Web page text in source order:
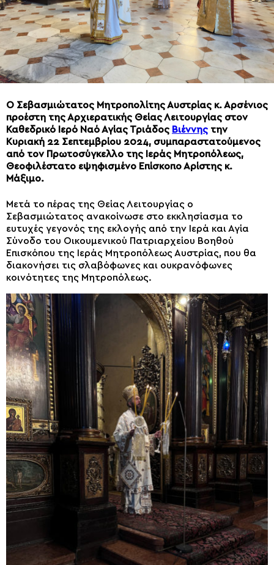
Ο Σεβασμιώτατος Μητροπολίτης Αυστρίας κ. Αρσένιος
προέστη της Αρχιερατικής Θείας Λειτουργίας στον
Καθεδρικό Ιερό Ναό Αγίας Τριάδος Βιέννης την
Κυριακή 22 Σεπτεμβρίου 2024, συμπαραστατούμενος
από τον Πρωτοσύγκελλο της Ιεράς Μητροπόλεως,
Θεοφιλέστατο εψηφισμένο Επίσκοπο Αρίστης κ.
Μάξιμο.
Μετά το πέρας της Θείας Λειτουργίας ο
Σεβασμιώτατος ανακοίνωσε στο εκκλησίασμα το
ευτυχές γεγονός της εκλογής από την Ιερά και Αγία
Σύνοδο του Οικουμενικού Πατριαρχείου Βοηθού
Επισκόπου της Ιεράς Μητροπόλεως Αυστρίας, που θα
διακονήσει τις σλαβόφωνες και ουκρανόφωνες
κοινότητες της Μητροπόλεως.